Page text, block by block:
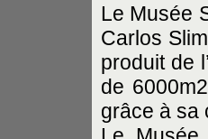
Le Musée
Carlos
produit de
de
grâce à sa